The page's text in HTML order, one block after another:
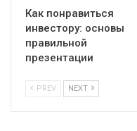
Как понравиться
инвестору: основы
правильной
презентации
PREV NEXT